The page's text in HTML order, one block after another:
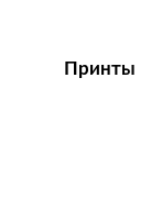
Принты